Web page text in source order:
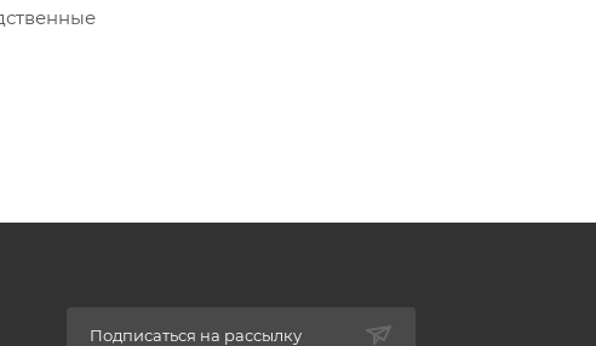
Подписаться на рассылку